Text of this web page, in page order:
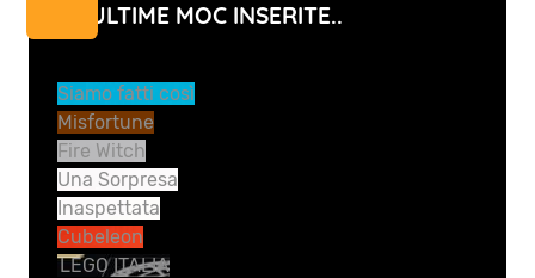
LE ULTIME MOC INSERITE..
Siamo fatti così
Misfortune
Fire Witch
Una Sorpresa
Inaspettata
Cubeleon
LEGO ITALIA